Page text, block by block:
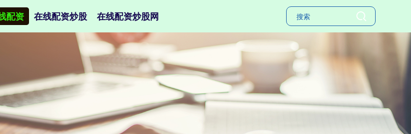
配资 在线配资炒股 在线配资炒股网